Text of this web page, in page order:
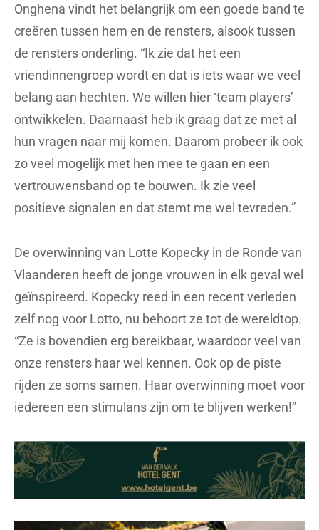
Onghena vindt het belangrijk om een goede band te
creëren tussen hem en de rensters, alsook tussen
de rensters onderling. “Ik zie dat het een
vriendinnengroep wordt en dat is iets waar we veel
belang aan hechten. We willen hier ‘team players’
ontwikkelen. Daarnaast heb ik graag dat ze met al
hun vragen naar mij komen. Daarom probeer ik ook
zo veel mogelijk met hen mee te gaan en een
vertrouwensband op te bouwen. Ik zie veel
positieve signalen en dat stemt me wel tevreden.”
De overwinning van Lotte Kopecky in de Ronde van
Vlaanderen heeft de jonge vrouwen in elk geval wel
geïnspireerd. Kopecky reed in een recent verleden
zelf nog voor Lotto, nu behoort ze tot de wereldtop.
“Ze is bovendien erg bereikbaar, waardoor veel van
onze rensters haar wel kennen. Ook op de piste
rijden ze soms samen. Haar overwinning moet voor
iedereen een stimulans zijn om te blijven werken!”